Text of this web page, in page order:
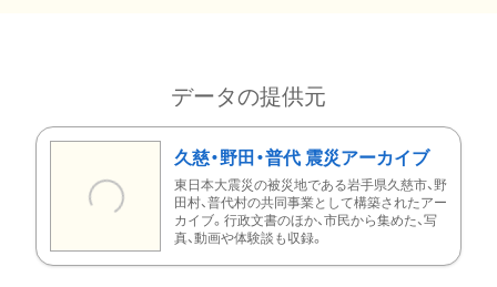
データの提供元
久慈・野田・普代 震災アーカイブ
東日本大震災の被災地である岩手県久慈市、野
田村、普代村の共同事業として構築されたアー
カイブ。行政文書のほか、市民から集めた、写
真、動画や体験談も収録。